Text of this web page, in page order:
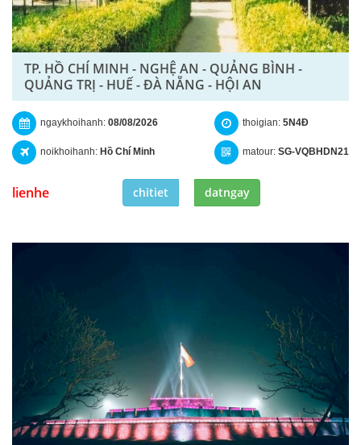
TP. HỒ CHÍ MINH - NGHỆ AN - QUẢNG BÌNH -
QUẢNG TRỊ - HUẾ - ĐÀ NẴNG - HỘI AN
ngaykhoihanh: 08/08/2026
noikhoihanh: Hồ Chí Minh
thoigian: 5N4Đ
matour: SG-VQBHDN21
lienhe chitiet datngay